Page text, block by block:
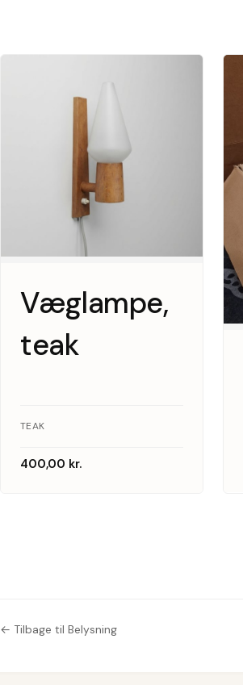
Væglampe,
teak
TEAK
400,00 kr.
← Tilbage til Belysning